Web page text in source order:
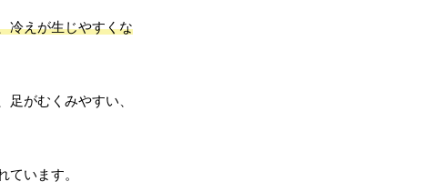
冷えが生じやすくな
がむくみやすい、
ています。